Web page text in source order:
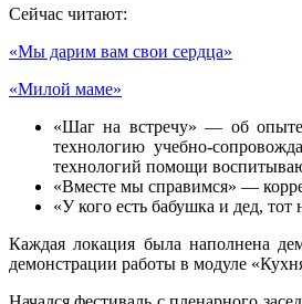
Сейчас читают:
«Мы дарим вам свои сердца»
«Милой маме»
«Шаг на встречу» — об опыте
технологию учебно-
технологий помощи
«Вместе мы справимся» —
«У кого есть бабушка и дед,
Каждая локация была наполнена
демонстрации работы в модуле